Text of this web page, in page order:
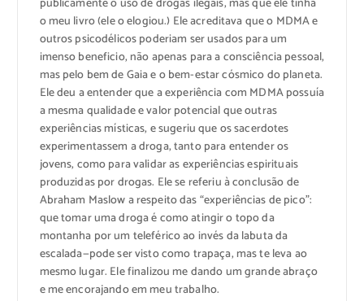
publicamente o uso de drogas ilegais, mas que ele tinha
o meu livro (ele o elogiou.) Ele acreditava que o MDMA e
outros psicodélicos poderiam ser usados para um
imenso beneficio, não apenas para a consciência pessoal,
mas pelo bem de Gaia e o bem-estar cósmico do planeta.
Ele deu a entender que a experiência com MDMA possuía
a mesma qualidade e valor potencial que outras
experiências místicas, e sugeriu que os sacerdotes
experimentassem a droga, tanto para entender os
jovens, como para validar as experiências espirituais
produzidas por drogas. Ele se referiu à conclusão de
Abraham Maslow a respeito das “experiências de pico”:
que tomar uma droga é como atingir o topo da
montanha por um teleférico ao invés da labuta da
escalada—pode ser visto como trapaça, mas te leva ao
mesmo lugar. Ele finalizou me dando um grande abraço
e me encorajando em meu trabalho.